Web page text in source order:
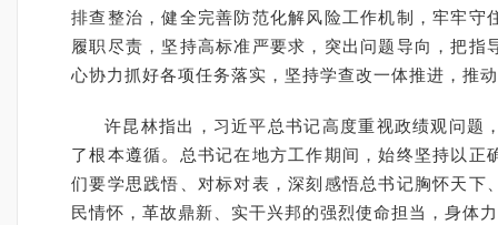
排查整治，健全完善防范化解风险工作机制，牢牢
履职尽责，坚持高标准严要求，突出问题导向，把
心协力抓好各项任务落实，坚持学查改一体推进，推
许昆林指出，习近平总书记高度重视政绩观问
了根本遵循。总书记在地方工作期间，始终坚持以
们要学思践悟、对标对表，深刻感悟总书记胸怀天
民情怀，革故鼎新、实干兴邦的强烈使命担当，身体